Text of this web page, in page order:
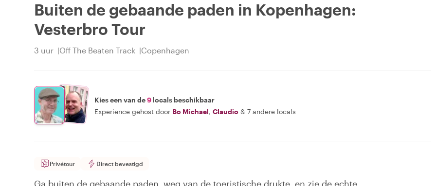
Buiten de gebaande paden in Kopenhagen:
Vesterbro Tour
3 uur Off The Beaten Track Copenhagen
Kies een van de9 locals beschikbaar
Experience gehost door Bo Michael, Claudio & 7 andere locals
Privétour Direct bevestigd
Ga buiten de gebaande paden, weg van de toeristische drukte, en zie de echte